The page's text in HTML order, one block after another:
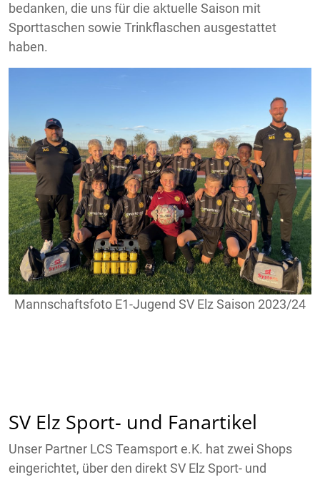
bedanken, die uns für die aktuelle Saison mit
Sporttaschen sowie Trinkflaschen ausgestattet
haben.
Mannschaftsfoto E1-Jugend SV Elz Saison 2023/24
SV Elz Sport- und Fanartikel
Unser Partner LCS Teamsport e.K. hat zwei Shops
eingerichtet, über den direkt SV Elz Sport- und